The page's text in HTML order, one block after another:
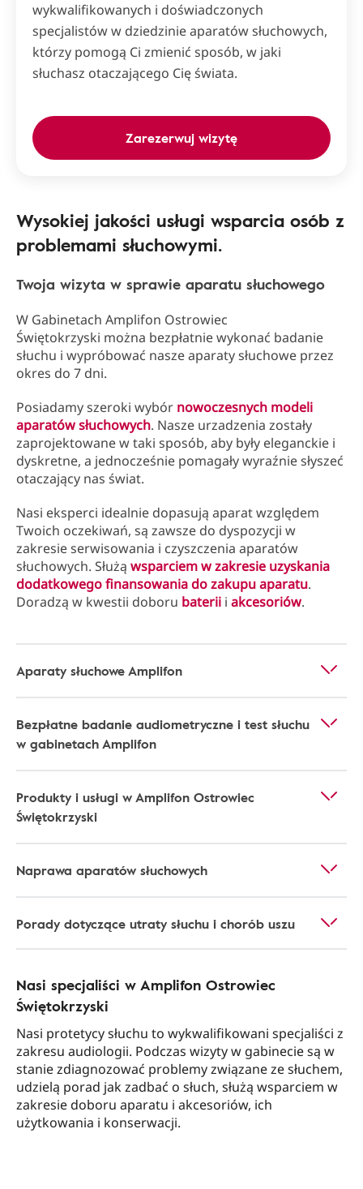
wykwalifikowanych i doświadczonych
specjalistów w dziedzinie aparatów słuchowych,
którzy pomogą Ci zmienić sposób, w jaki
słuchasz otaczającego Cię świata.
Zarezerwuj wizytę
Wysokiej jakości usługi wsparcia osób z
problemami słuchowymi.
Twoja wizyta w sprawie aparatu słuchowego
W Gabinetach Amplifon Ostrowiec
Świętokrzyski można bezpłatnie wykonać badanie
słuchu i wypróbować nasze aparaty słuchowe przez
okres do 7 dni.
Posiadamy szeroki wybór nowoczesnych modeli
aparatów słuchowych. Nasze urzadzenia zostały
zaprojektowane w taki sposób, aby były eleganckie i
dyskretne, a jednocześnie pomagały wyraźnie słyszeć
otaczający nas świat.
Nasi eksperci idealnie dopasują aparat względem
Twoich oczekiwań, są zawsze do dyspozycji w
zakresie serwisowania i czyszczenia aparatów
słuchowych. Służą wsparciem w zakresie uzyskania
dodatkowego finansowania do zakupu aparatu.
Doradzą w kwestii doboru baterii i akcesoriów.
Aparaty słuchowe Amplifon
Bezpłatne badanie audiometryczne i test słuchu
w gabinetach Amplifon
Produkty i usługi w Amplifon Ostrowiec
Świętokrzyski
Naprawa aparatów słuchowych
Porady dotyczące utraty słuchu i chorób uszu
Nasi specjaliści w Amplifon Ostrowiec
Świętokrzyski
Nasi protetycy słuchu to wykwalifikowani specjaliści z
zakresu audiologii. Podczas wizyty w gabinecie są w
stanie zdiagnozować problemy związane ze słuchem,
udzielą porad jak zadbać o słuch, służą wsparciem w
zakresie doboru aparatu i akcesoriów, ich
użytkowania i konserwacji.